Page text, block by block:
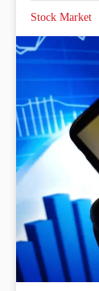
Stock Market